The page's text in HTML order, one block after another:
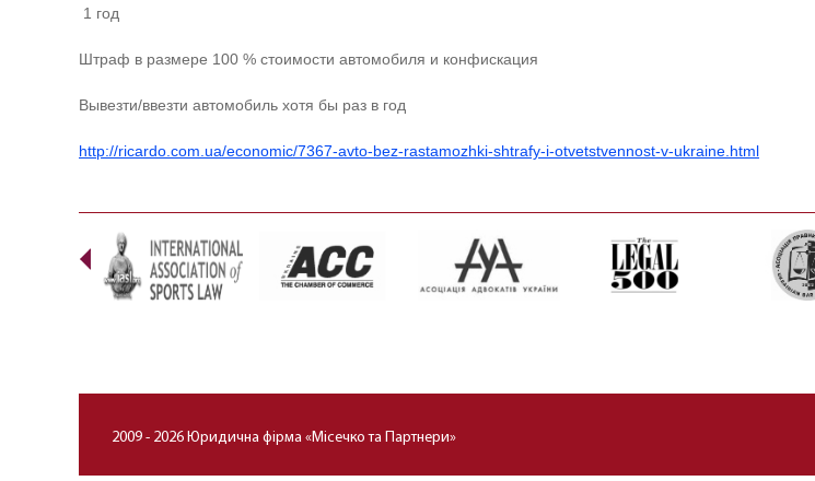
1 год
Штраф в размере 100 % стоимости автомобиля и конфискация
Вывезти/ввезти автомобиль хотя бы раз в год
http://ricardo.com.ua/economic/7367-avto-bez-rastamozhki-shtrafy-i-otvetstvennost-v-ukraine.html
2009 - 2026 Юридична фірма «Місечко та Партнери»